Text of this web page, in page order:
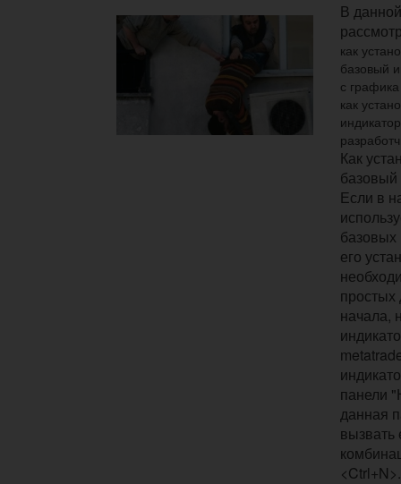
В
как
базовый
с
как
Как
базовый
Если в
базовых
его
простых
начала,
панели
данная
<Ctrl+N>.